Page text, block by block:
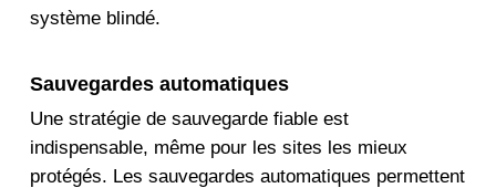
système blindé.
Sauvegardes automatiques
Une stratégie de sauvegarde fiable est
indispensable, même pour les sites les mieux
protégés. Les sauvegardes automatiques permettent